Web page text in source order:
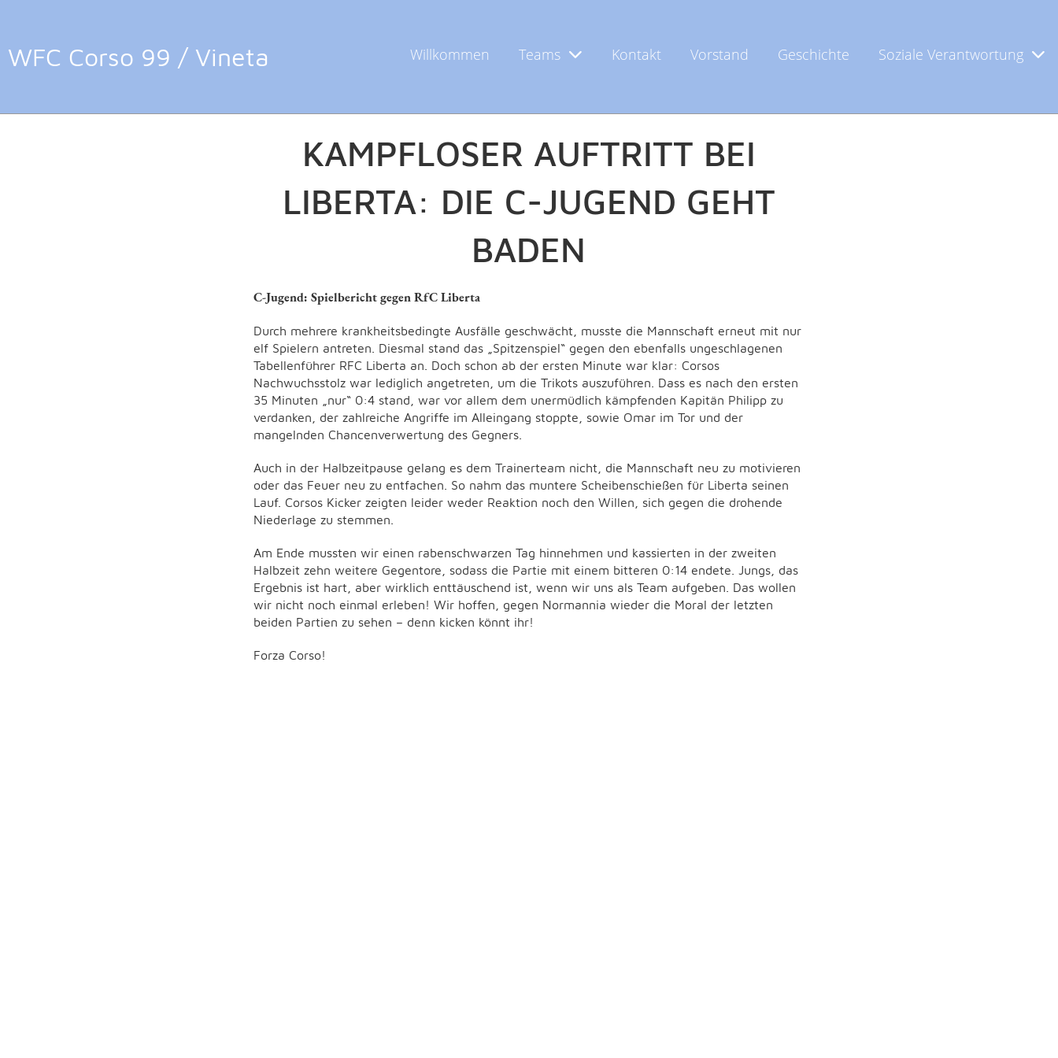
Willkommen Teams Kontakt Vorstand Geschichte Soziale Verantwortung
WFC Corso 99 / VinetaZurück
KAMPFLOSER AUFTRITT BEI
LIBERTA: DIE C-JUGEND GEHT
BADEN
C-Jugend: Spielbericht gegen RfC Liberta
Durch mehrere krankheitsbedingte Ausfälle geschwächt, musste die Mannschaft erneut mit nur
elf Spielern antreten. Diesmal stand das „Spitzenspiel“ gegen den ebenfalls ungeschlagenen
Tabellenführer RFC Liberta an. Doch schon ab der ersten Minute war klar: Corsos
Nachwuchsstolz war lediglich angetreten, um die Trikots auszuführen. Dass es nach den ersten
35 Minuten „nur“ 0:4 stand, war vor allem dem unermüdlich kämpfenden Kapitän Philipp zu
verdanken, der zahlreiche Angriffe im Alleingang stoppte, sowie Omar im Tor und der
mangelnden Chancenverwertung des Gegners.
Auch in der Halbzeitpause gelang es dem Trainerteam nicht, die Mannschaft neu zu motivieren
oder das Feuer neu zu entfachen. So nahm das muntere Scheibenschießen für Liberta seinen
Lauf. Corsos Kicker zeigten leider weder Reaktion noch den Willen, sich gegen die drohende
Niederlage zu stemmen.
Am Ende mussten wir einen rabenschwarzen Tag hinnehmen und kassierten in der zweiten
Halbzeit zehn weitere Gegentore, sodass die Partie mit einem bitteren 0:14 endete. Jungs, das
Ergebnis ist hart, aber wirklich enttäuschend ist, wenn wir uns als Team aufgeben. Das wollen
wir nicht noch einmal erleben! Wir hoffen, gegen Normannia wieder die Moral der letzten
beiden Partien zu sehen – denn kicken könnt ihr!
Forza Corso!